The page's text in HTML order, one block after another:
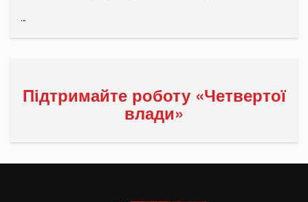
...
Підтримайте роботу «Четвертої
влади»